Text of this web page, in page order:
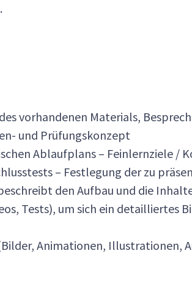
vorhandenen Materials,
und Prüfungskonzept
Ablaufplans – Feinlernziele /
– Festlegung der zu
den Aufbau und die
Tests), um sich ein detailliertes
Animationen, Illustrationen,